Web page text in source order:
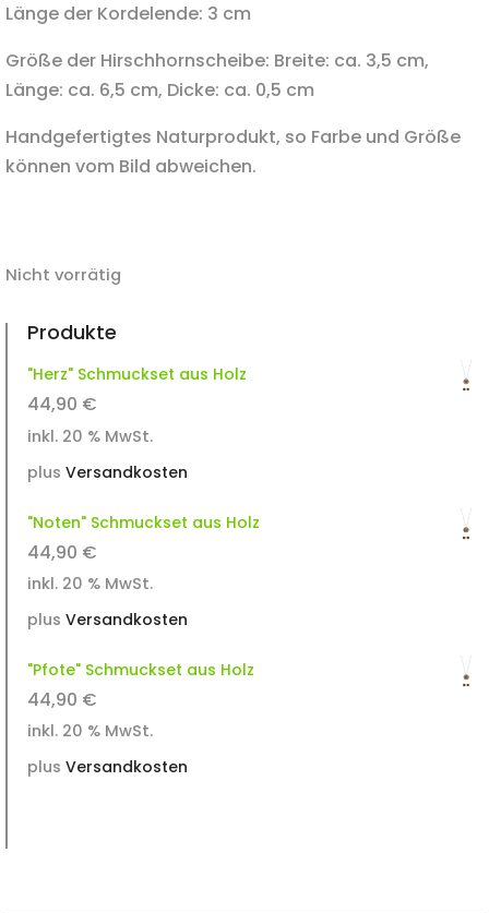
Länge der Kordelende: 3 cm
Größe der Hirschhornscheibe: Breite: ca. 3,5 cm,
Länge: ca. 6,5 cm, Dicke: ca. 0,5 cm
Handgefertigtes Naturprodukt, so Farbe und Größe
können vom Bild abweichen.
Nicht vorrätig
Produkte
"Herz" Schmuckset aus Holz
44,90 €
inkl. 20 % MwSt.
plus Versandkosten
"Noten" Schmuckset aus Holz
44,90 €
inkl. 20 % MwSt.
plus Versandkosten
"Pfote" Schmuckset aus Holz
44,90 €
inkl. 20 % MwSt.
plus Versandkosten